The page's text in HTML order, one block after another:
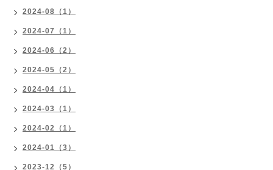
2024-08（1）
2024-07（1）
2024-06（2）
2024-05（2）
2024-04（1）
2024-03（1）
2024-02（1）
2024-01（3）
2023-12（5）